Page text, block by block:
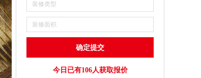
今日已有106人获取报价